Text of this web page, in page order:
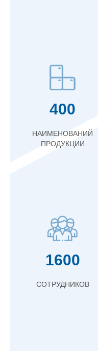
400
НАИМЕНОВАНИЙ
ПРОДУКЦИИ
1600
СОТРУДНИКОВ